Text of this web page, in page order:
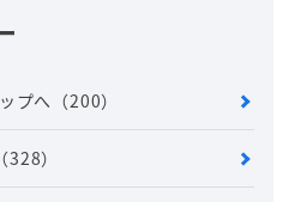
プへ （200）
（328）